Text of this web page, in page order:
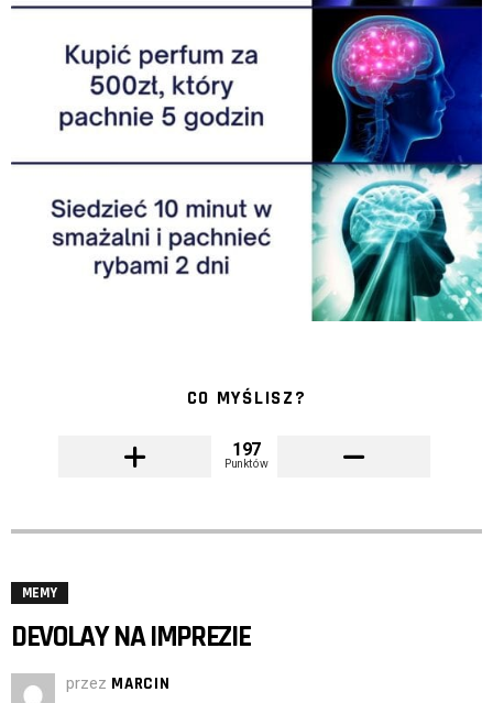
CO MYŚLISZ?
197
Punktów
MEMY
DEVOLAY NA IMPREZIE
przez MARCIN